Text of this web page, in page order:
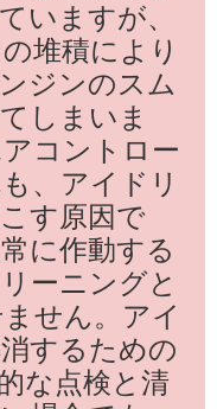
いますが、
堆積により
ジンのスム
しまいま
コントロー
、アイドリ
す原因で
に作動する
ーニングと
せん。アイ
するための
な点検と清